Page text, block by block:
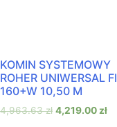
KOMIN SYSTEMOWY
ROHER UNIWERSAL FI
160+W 10,50 M
4,963.63zł 4,219.00 zł